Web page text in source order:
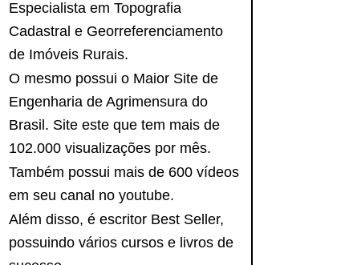
Especialista em Topografia
Cadastral e Georreferenciamento
de Imóveis Rurais.
O mesmo possui o Maior Site de
Engenharia de Agrimensura do
Brasil. Site este que tem mais de
102.000 visualizações por mês.
Também possui mais de 600 vídeos
em seu canal no youtube.
Além disso, é escritor Best Seller,
possuindo vários cursos e livros de